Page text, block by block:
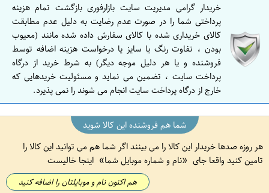
ا
ص
ف
ه
ا
ن
خریدار گرامی مدیریت سایت بازارفوری بازگشت تمام هزینه
پرداختی شما را در صورت عدم رضایت به دلیل عدم مطابقت
کالای خریداری شده با کالای سفارش داده شده مانند (معیوب
بودن ، تفاوت رنگ یا سایز یا درخواست هزینه اضافه توسط
فروشنده و یا هر دلیل موجه دیگر) به شرط خرید از درگاه
پرداخت سایت ، تضمین می نماید و مسئولیت خریدهایی که
خارج از درگاه پرداخت سایت انجام می شوند را نمی پذیرد.
شما هم فروشنده این کالا شوید
هر روزه صدها خریدار این کالا را می بینند اگر شما هم می توانید این کالا را
تامین کنید واقعا جای
نام و شماره موبایل شما اینجا خالیست
هم اکنون نام و موبایلتان را اضافه کنید